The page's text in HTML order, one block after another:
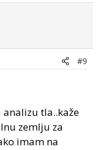
#9
analizu tla..kaže
zemlju za
imam na